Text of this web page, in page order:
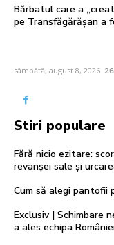
Bărbatul care a
pe Transfăgărășan
sâmbătă, august 8, 2026
Stiri populare
Fără nicio ezitare:
revanșei sale și
Cum să alegi pantofii
Exclusiv | Schimbare
a ales echipa